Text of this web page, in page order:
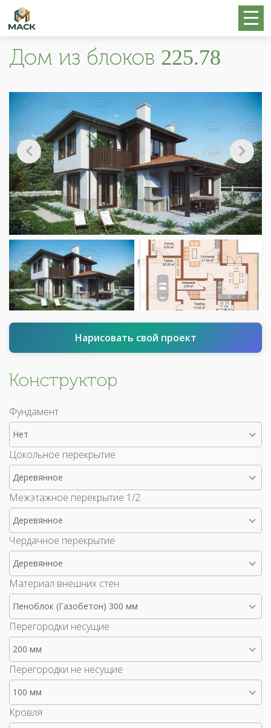
Дом из блоков 225.78
Нарисовать свой проект
Конструктор
Фундамент
Нет
Цокольное перекрытие
Деревянное
Межэтажное перекрытие 1/2
Деревянное
Чердачное перекрытие
Деревянное
Материал внешних стен
Пеноблок (Газобетон) 300 мм
Перегородки несущие
200 мм
Перегородки не несущие
100 мм
Кровля